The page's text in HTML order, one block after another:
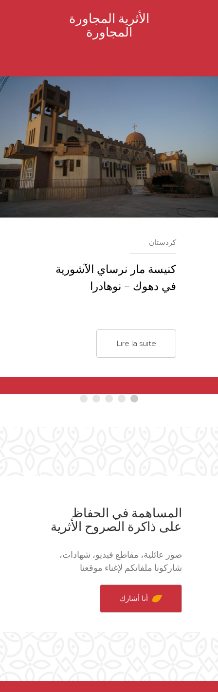
الأثرية المجاورة
المجاورة
كردستان
كنيسة مار نرساي الآشورية
في دهوك – نوهادرا
Lire la suite
المساهمة في الحفاظ
على ذاكرة الصروح الأثرية
صور عائلية، مقاطع فيديو، شهادات،
شاركونا ملفاتكم لإغناء موقعنا
أنا أشارك